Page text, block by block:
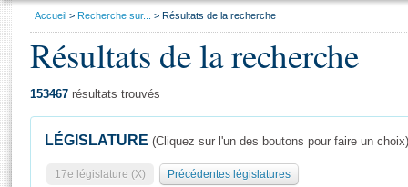
Général
Vous
Accueil Recherche sur... Résultats de la recherche
Résultats de la recherche
153467 résultats trouvés
LÉGISLATURE (Cliquez sur l'un des boutons pour faire un choix)
17e législature (X) Précédentes législatures